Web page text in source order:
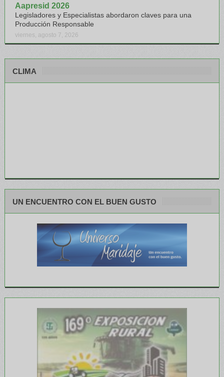
Aapresid 2026
Legisladores y Especialistas abordaron claves para una
Producción Responsable
viernes, agosto 7, 2026
CLIMA
UN ENCUENTRO CON EL BUEN GUSTO